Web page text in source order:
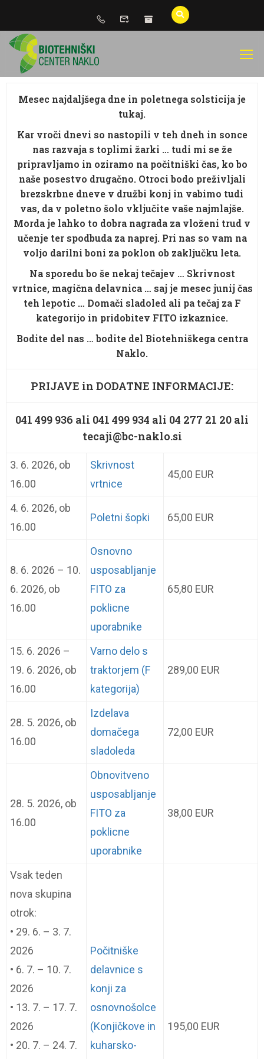
Mesec najdaljšega dne in poletnega solsticija je
tukaj.
Kar vroči dnevi so nastopili v teh dneh in sonce
nas razvaja s toplimi žarki … tudi mi se že
pripravljamo in oziramo na počitniški čas, ko bo
naše posestvo drugačno. Otroci bodo preživljali
brezskrbne dneve v družbi konj in vabimo tudi
vas, da v poletno šolo vključite vaše najmlajše.
Morda je lahko to dobra nagrada za vloženi trud v
učenje ter spodbuda za naprej. Pri nas so vam na
voljo darilni boni za poklon ob zaključku leta.
Na sporedu bo še nekaj tečajev … Skrivnost
vrtnice, magična delavnica … saj je mesec junij čas
teh lepotic … Domači sladoled ali pa tečaj za F
kategorijo in pridobitev FITO izkaznice.
Bodite del nas … bodite del Biotehniškega centra
Naklo.
PRIJAVE in DODATNE INFORMACIJE:
041 499 936 ali 041 499 934 ali 04 277 21 20 ali
tecaji@bc-naklo.si
3. 6. 2026, ob
16.00
Skrivnost
vrtnice
45,00 EUR
4. 6. 2026, ob
16.00
Poletni šopki 65,00 EUR
8. 6. 2026 – 10.
6. 2026, ob
16.00
Osnovno
usposabljanje
FITO za
poklicne
uporabnike
65,80 EUR
15. 6. 2026 –
19. 6. 2026, ob
16.00
Varno delo s
traktorjem (F
kategorija)
289,00 EUR
28. 5. 2026, ob
16.00
Izdelava
domačega
sladoleda
72,00 EUR
28. 5. 2026, ob
16.00
Obnovitveno
usposabljanje
FITO za
poklicne
uporabnike
38,00 EUR
Vsak teden
nova skupina
otrok:
• 29. 6. – 3. 7.
2026
• 6. 7. – 10. 7.
2026
• 13. 7. – 17. 7.
2026
• 20. 7. – 24. 7.
Počitniške
delavnice s
konji za
osnovnošolce
(Konjičkove in
kuharsko-
195,00 EUR